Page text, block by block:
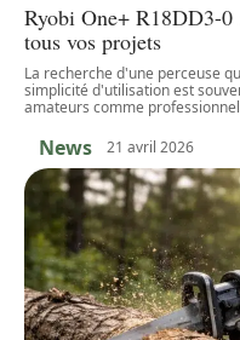
Ryobi One+ R18DD3-
tous vos projets
La recherche d'une perceuse
simplicité d'utilisation est
amateurs comme
News 21 avril 2026